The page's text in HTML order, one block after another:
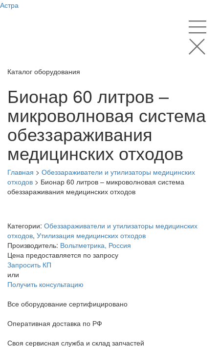
Астра
Каталог оборудования
Бионар 60 литров –
микроволновая система
обеззараживания
медицинских отходов
Главная > Обеззараживатели и утилизаторы медицинских
отходов > Бионар 60 литров – микроволновая система
обеззараживания медицинских отходов
Категории: Обеззараживатели и утилизаторы медицинских
отходов, Утилизация медицинских отходов
Производитель: Вольтметрика, Россия
Цена предоставляется по запросу
Запросить КП
или
Получить консультацию
Все оборудование сертифицировано
Оперативная доставка по РФ
Своя сервисная служба и склад запчастей